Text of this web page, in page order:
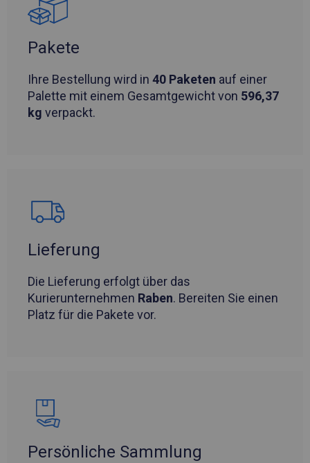
Pakete
Ihre Bestellung wird in 40 Paketen auf einer
Palette mit einem Gesamtgewicht von 596,37
kg verpackt.
Lieferung
Die Lieferung erfolgt über das
Kurierunternehmen Raben. Bereiten Sie einen
Platz für die Pakete vor.
Persönliche Sammlung